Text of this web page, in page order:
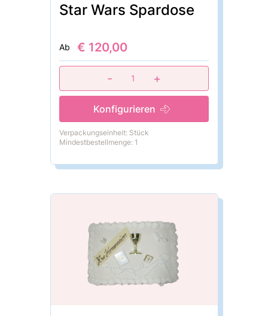
Star Wars Spardose
Ab € 120,00
- 1 +
Konfigurieren
Verpackungseinheit: Stück
Mindestbestellmenge: 1